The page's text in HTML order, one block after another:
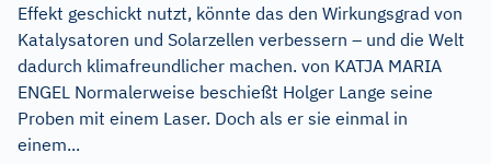
Effekt geschickt nutzt, könnte das den Wirkungsgrad von
Katalysatoren und Solarzellen verbessern – und die Welt
dadurch klimafreundlicher machen. von KATJA MARIA
ENGEL Normalerweise beschießt Holger Lange seine
Proben mit einem Laser. Doch als er sie einmal in
einem...